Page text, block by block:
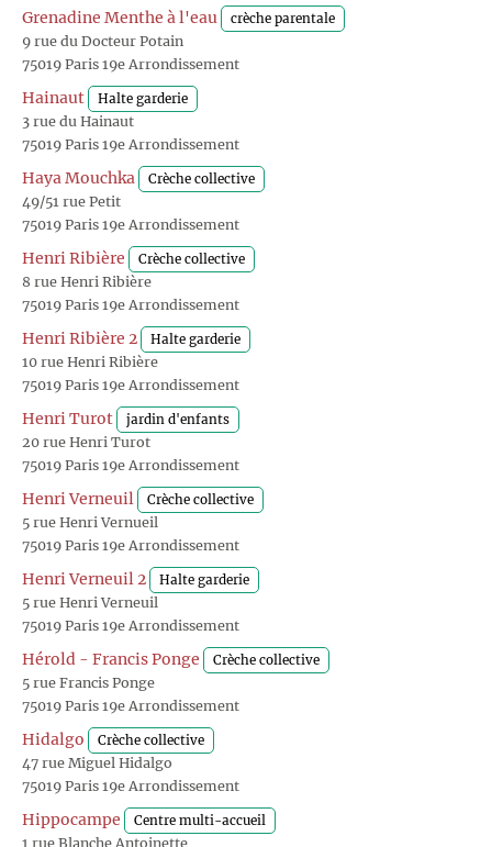
Grenadine Menthe à l'eau crèche parentale
9 rue du Docteur Potain
75019 Paris 19e Arrondissement
Hainaut Halte garderie
3 rue du Hainaut
75019 Paris 19e Arrondissement
Haya Mouchka Crèche collective
49/51 rue Petit
75019 Paris 19e Arrondissement
Henri Ribière Crèche collective
8 rue Henri Ribière
75019 Paris 19e Arrondissement
Henri Ribière 2 Halte garderie
10 rue Henri Ribière
75019 Paris 19e Arrondissement
Henri Turot jardin d'enfants
20 rue Henri Turot
75019 Paris 19e Arrondissement
Henri Verneuil Crèche collective
5 rue Henri Vernueil
75019 Paris 19e Arrondissement
Henri Verneuil 2 Halte garderie
5 rue Henri Verneuil
75019 Paris 19e Arrondissement
Hérold - Francis Ponge Crèche collective
5 rue Francis Ponge
75019 Paris 19e Arrondissement
Hidalgo Crèche collective
47 rue Miguel Hidalgo
75019 Paris 19e Arrondissement
Hippocampe Centre multi-accueil
1 rue Blanche Antoinette